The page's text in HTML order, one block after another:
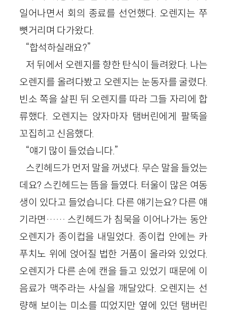
일어나면서 회의 종료를 선언했다. 오렌지는 쭈
뼛거리며 다가왔다.
“합석하실래요?”
저 뒤에서 오렌지를 향한 탄식이 들려왔다. 나는
오렌지를 올려다봤고 오렌지는 눈동자를 굴렸다.
빈소 쪽을 살핀 뒤 오렌지를 따라 그들 자리에 합
류했다. 오렌지는 앉자마자 탬버린에게 팔뚝을
꼬집히고 신음했다.
“얘기 많이 들었습니다.”
스킨헤드가 먼저 말을 꺼냈다. 무슨 말을 들었는
데요? 스킨헤드는 뜸을 들였다. 터울이 많은 여동
생이 있다고 들었습니다. 다른 얘기는요? 다른 얘
기라면…… 스킨헤드가 침묵을 이어나가는 동안
오렌지가 종이컵을 내밀었다. 종이컵 안에는 카
푸치노 위에 얹어질 법한 거품이 올라와 있었다.
오렌지가 다른 손에 캔을 들고 있었기 때문에 이
음료가 맥주라는 사실을 깨달았다. 오렌지는 선
량해 보이는 미소를 띠었지만 옆에 있던 탬버린